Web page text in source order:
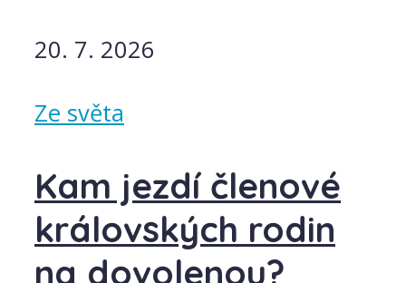
20. 7. 2026
Ze světa
Kam jezdí členové
královských rodin
na dovolenou?